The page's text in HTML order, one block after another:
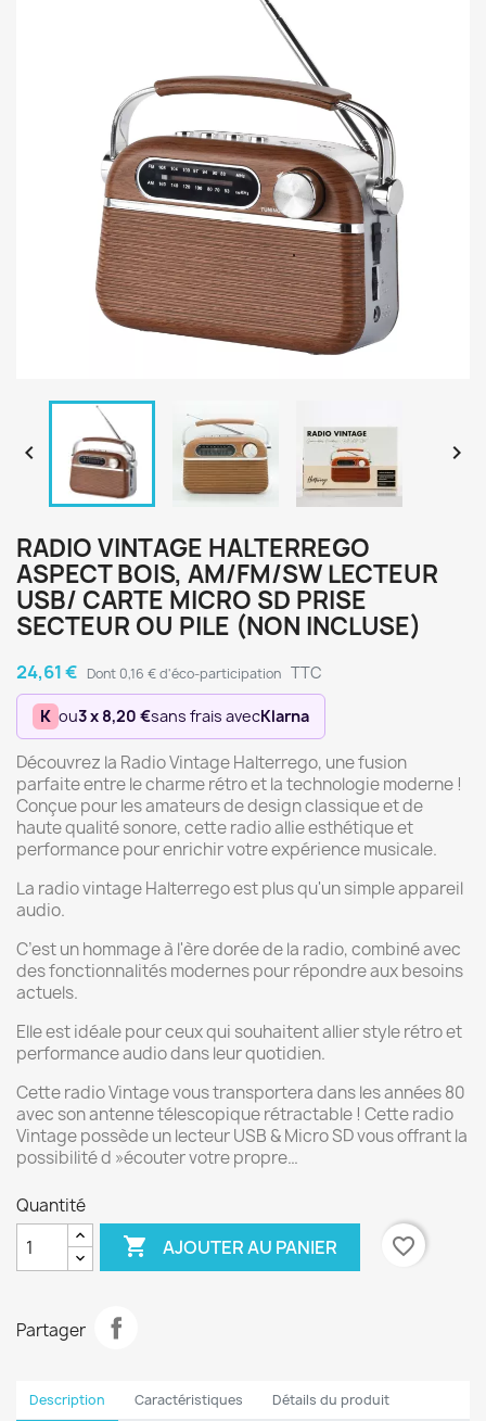
 
RADIO VINTAGE HALTERREGO
ASPECT BOIS, AM/FM/SW LECTEUR
USB/ CARTE MICRO SD PRISE
SECTEUR OU PILE (NON INCLUSE)
24,61 € Dont 0,16 € d'éco-participation TTC
K ou3 x 8,20 €sans frais avecKlarna
Découvrez la Radio Vintage Halterrego, une fusion
parfaite entre le charme rétro et la technologie moderne !
Conçue pour les amateurs de design classique et de
haute qualité sonore, cette radio allie esthétique et
performance pour enrichir votre expérience musicale.
La radio vintage Halterrego est plus qu'un simple appareil
audio.
C’est un hommage à l'ère dorée de la radio, combiné avec
des fonctionnalités modernes pour répondre aux besoins
actuels.
Elle est idéale pour ceux qui souhaitent allier style rétro et
performance audio dans leur quotidien.
Cette radio Vintage vous transportera dans les années 80
avec son antenne télescopique rétractable ! Cette radio
Vintage possède un lecteur USB & Micro SD vous offrant la
possibilité d »écouter votre propre…
Quantité
 AJOUTER AU PANIER favorite_border
Partager
Description Caractéristiques Détails du produit